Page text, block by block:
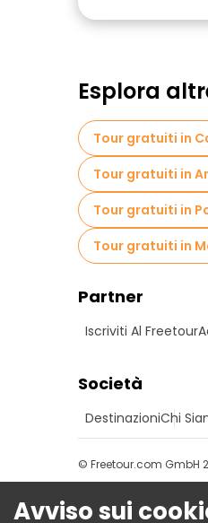
Esplora
Tour gratuiti in
Tour gratuiti in
Tour gratuiti in
Tour gratuiti in
Partner
Iscriviti Al Freetour
Società
DestinazioniChi
© Freetour.com GmbH
Avviso sui